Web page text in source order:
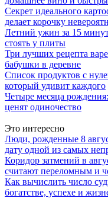
Секрет идеального
делает корочку
Летний ужин за 15
стоять у плиты
Три лучших рецепта
бабушки в деревне
Список продуктов с
который удивит каждого
Четыре месяца
ценят одиночество
Это интересно
Люди, рожденные 8
дату одной из самых
Коридор затмений в
считают переломным и
Как вычислить число
богатстве, успехе и